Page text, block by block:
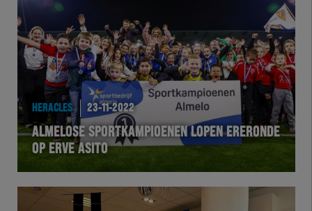
HERACLES 23-11-2022
ALMELOSE SPORTKAMPIOENEN LOPEN ERERONDE
OP ERVE ASITO